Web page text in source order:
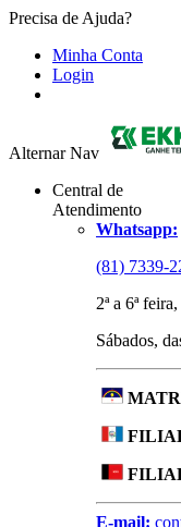
Precisa de Ajuda?
Minha Conta
Login
Alternar Nav
Central de
Atendimento
Whatsapp:
(81) 7339-
2ª a 6ª
Sábados,
E-mail: